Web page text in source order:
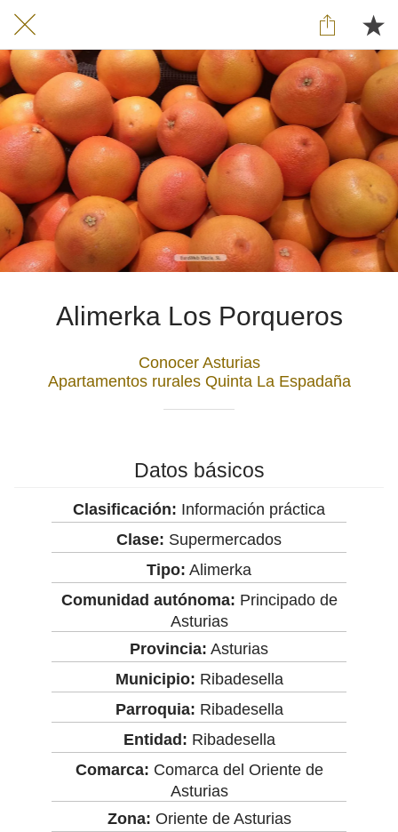
Alimerka Los Porqueros
Conocer Asturias
Apartamentos rurales Quinta La Espadaña
Datos básicos
Clasificación: Información práctica
Clase: Supermercados
Tipo: Alimerka
Comunidad autónoma: Principado de
Asturias
Provincia: Asturias
Municipio: Ribadesella
Parroquia: Ribadesella
Entidad: Ribadesella
Comarca: Comarca del Oriente de
Asturias
Zona: Oriente de Asturias